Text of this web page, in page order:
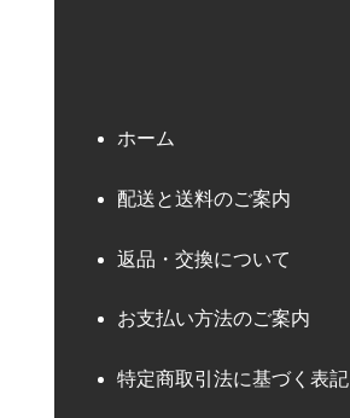
ホーム
配送と送料のご案内
返品・交換について
お支払い方法のご案内
特定商取引法に基づく表記